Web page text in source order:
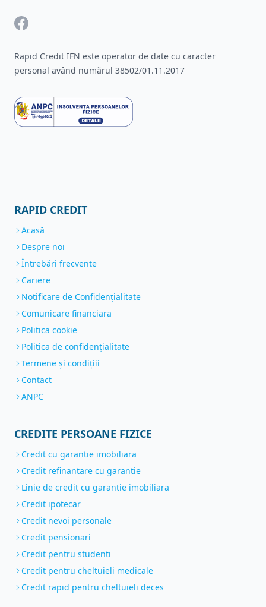
Facebook
Rapid Credit IFN este operator de date cu caracter
personal având numărul 38502/01.11.2017
RAPID CREDIT
Acasă
Despre noi
Întrebări frecvente
Cariere
Notificare de Confidenţialitate
Comunicare financiara
Politica cookie
Politica de confidențialitate
Termene și condițiii
Contact
ANPC
CREDITE PERSOANE FIZICE
Credit cu garantie imobiliara
Credit refinantare cu garantie
Linie de credit cu garantie imobiliara
Credit ipotecar
Credit nevoi personale
Credit pensionari
Credit pentru studenti
Credit pentru cheltuieli medicale
Credit rapid pentru cheltuieli deces